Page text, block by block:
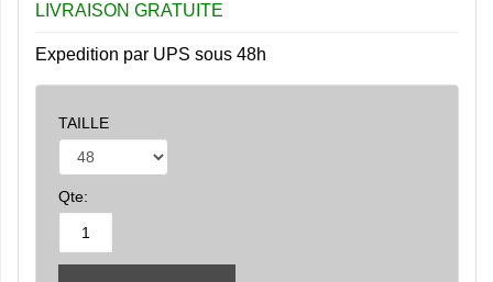
LIVRAISON GRATUITE
Expedition par UPS sous 48h
TAILLE
Qte: